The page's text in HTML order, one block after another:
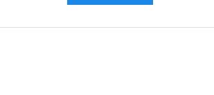
personalizado conforme suas necessidades.